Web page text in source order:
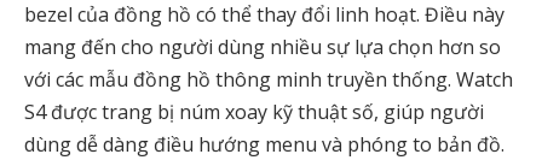
bezel của đồng hồ có thể thay đổi linh hoạt. Điều này
mang đến cho người dùng nhiều sự lựa chọn hơn so
với các mẫu đồng hồ thông minh truyền thống. Watch
S4 được trang bị núm xoay kỹ thuật số, giúp người
dùng dễ dàng điều hướng menu và phóng to bản đồ.